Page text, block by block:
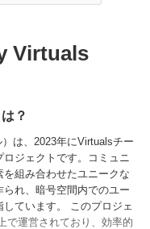
Virtuals
？
は、2023年にVirtualsチー
ジェクトです。コミュニ
組み合わせたユニークな
れ、暗号空間内でのユー
ています。 このプロジェ
で運営されており、効率的